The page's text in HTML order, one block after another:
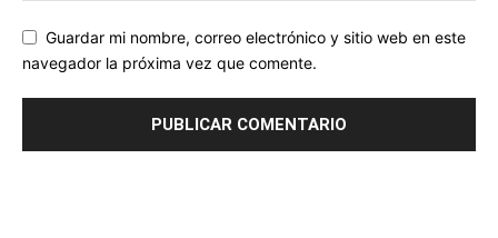
Guardar mi nombre, correo electrónico y sitio web en este
navegador la próxima vez que comente.